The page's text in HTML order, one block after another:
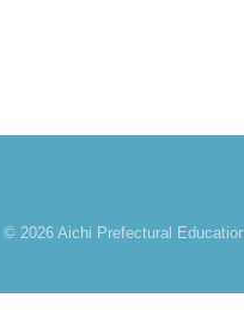
© 2026 Aichi Prefectural